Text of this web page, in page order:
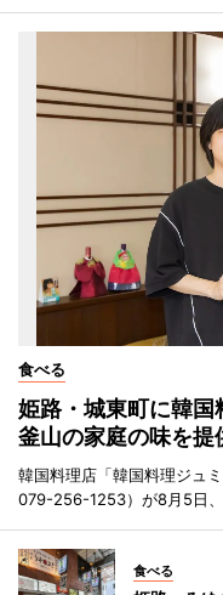
食べる
姫路・城東町に韓
釜山の家庭の味を提
韓国料理店「韓国料理ジュ
079-256-1253）が8月5日、
食べる